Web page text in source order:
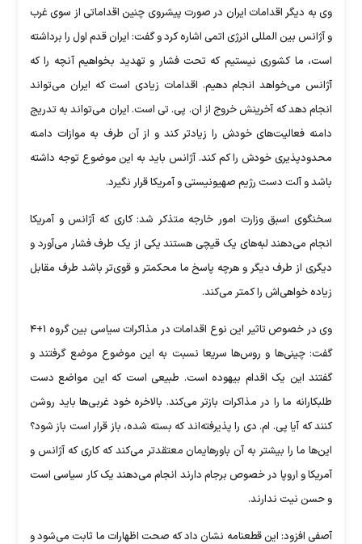
وی به دیگر اقدامات ایران در صورت پیشروی چنین اقداماتی از سوی غرب
و آژانس بین المللی انرژی اتمی اشاره کرد و گفت: ایران قدم اول را برداشته
است، ما کشوری نیستیم که تحت فشار و تهدید بخواهیم آنچه را که
آژانس می‌خواهد انجام دهیم. اقدامات زیادی است که ایران می‌تواند
انجام دهد که آخرینش خروج از ان. پی. تی است. ایران می‌تواند به تدریج
دامنه فعالیت‌های خودش را زیادتر کند و از آن طرف به موازات دامنه
محدودپذیری خودش را کم کند. آژانس باید به این موضوع توجه داشته
باشد و آلت دست رژیم صهیونیستی و آمریکا قرار نگیرد.
سخنگوی اسبق وزارت امور خارجه متذکر شد: کاری که آژانس و آمریکا
انجام می‌دهند لبه‌های یک قیچی هستند یکی از یک طرف فشار می‌آورد و
دیگری از طرف دیگر و هرچه پاسخ ما محکمتر و قوی‌تر باشد طرف مقابل
زیاده خواهی‌اش را کمتر می‌کند.
وی در خصوص تاثیر این نوع اقدامات در مذاکرات سیاسی بین گروه ۱+۴
گفت: چینی‌ها و روس‌ها سریعا نسبت به این موضوع موضع گرفتند و
گفتند این یک اقدام بیهوده است. طبیعی است که این مواضع دست
طلبکارانه ما را در مذاکرات بازتر می‌کند. بالاخره خود غربی‌ها باید روشن
کنند که آیا پی. ام. دی را پذیرفته‌اند که بسته شده، باز قرار است باز شود؟
این‌ها ما را بیشتر به آن باورهایمان معتقدتر می‌کند که کاری که آژانس و
آمریکا و اروپا در خصوص برجام دارند انجام می‌دهند یک کار سیاسی است
و حسن نیت ندارند.
آصفی افزود: این قطعنامه نشان داد که صحت اظهارات ما ثابت می‌شود و